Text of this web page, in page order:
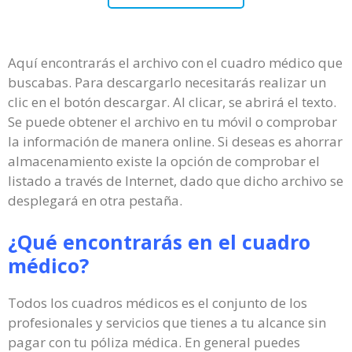
Aquí encontrarás el archivo con el cuadro médico que
buscabas. Para descargarlo necesitarás realizar un
clic en el botón descargar. Al clicar, se abrirá el texto.
Se puede obtener el archivo en tu móvil o comprobar
la información de manera online. Si deseas es ahorrar
almacenamiento existe la opción de comprobar el
listado a través de Internet, dado que dicho archivo se
desplegará en otra pestaña.
¿Qué encontrarás en el cuadro
médico?
Todos los cuadros médicos es el conjunto de los
profesionales y servicios que tienes a tu alcance sin
pagar con tu póliza médica. En general puedes